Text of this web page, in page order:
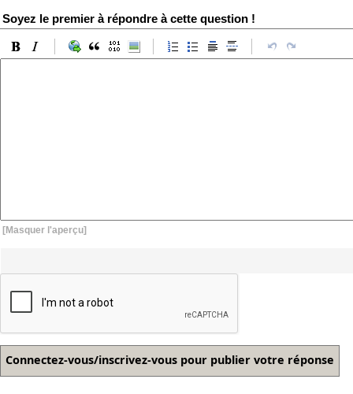
Soyez le premier à répondre à cette question !
[Masquer l'aperçu]